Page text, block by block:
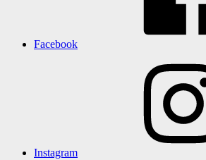
Facebook
Instagram